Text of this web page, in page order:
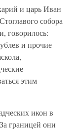
и царь Иван
собора
говорилось:
и прочие
этим
икон в
границей они